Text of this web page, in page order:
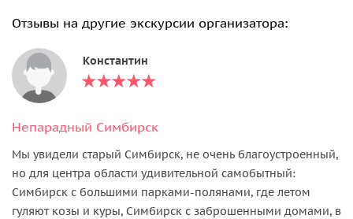
Отзывы на другие экскурсии организатора:
Константин
Непарадный Симбирск
Мы увидели старый Симбирск, не очень благоустроенный,
но для центра области удивительной самобытный:
Симбирск с большими парками-полянами, где летом
гуляют козы и куры, Симбирск с заброшенными домами, в